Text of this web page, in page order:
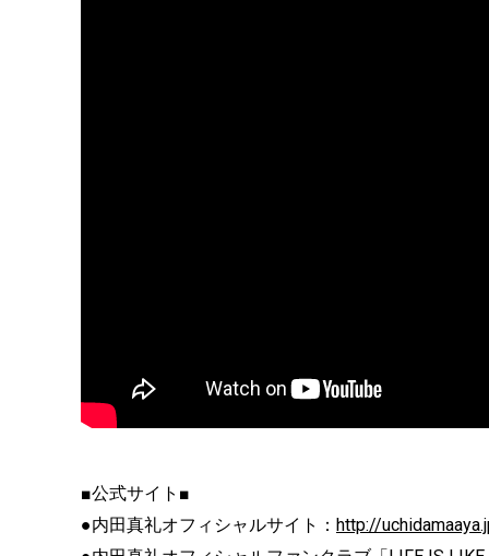
■公式サイト■
●内田真礼オフィシャルサイト： http://